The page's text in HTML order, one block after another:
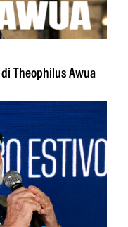
Theophilus Awua